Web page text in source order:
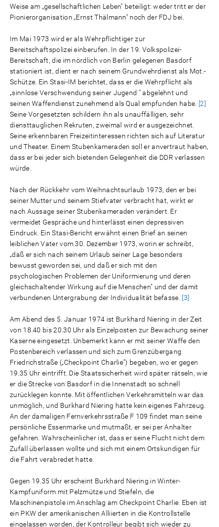
Weise am „gesellschaftlichen Leben" beteiligt: weder tritt er der
Pionierorganisation „Ernst Thälmann" noch der FDJ bei.
Im Mai 1973 wird er als Wehrpflichtiger zur
Bereitschaftspolizei einberufen. In der 19. Volkspolizei-
Bereitschaft, die im nördlich von Berlin gelegenen Basdorf
stationiert ist, dient er nach seinem Grundwehrdienst als Mot.-
Schütze. Ein Stasi-IM berichtet, dass er die Wehrpflicht als
„sinnlose Verschwendung seiner Jugend " abgelehnt und
seinen Waffendienst zunehmend als Qual empfunden habe. [2]
Seine Vorgesetzten schildern ihn als unauffälligen, sehr
diensttauglichen Rekruten, zweimal wird er ausgezeichnet.
Seine erkennbaren Freizeitinteressen richten sich auf Literatur
und Theater. Einem Stubenkameraden soll er anvertraut haben,
dass er bei jeder sich bietenden Gelegenheit die DDR verlassen
würde.
Nach der Rückkehr vom Weihnachtsurlaub 1973, den er bei
seiner Mutter und seinem Stiefvater verbracht hat, wirkt er
nach Aussage seiner Stubenkameraden verändert. Er
vermeidet Gespräche und hinterlässt einen depressiven
Eindruck. Ein Stasi-Bericht erwähnt einen Brief an seinen
leiblichen Vater vom 30. Dezember 1973, worin er schreibt,
„daß er sich nach seinem Urlaub seiner Lage besonders
bewusst geworden sei, und daß er sich mit den
psychologischen Problemen der Uniformierung und deren
gleichschaltender Wirkung auf die Menschen" und der damit
verbundenen Untergrabung der Individualität befasse. [3]
Am Abend des 5. Januar 1974 ist Burkhard Niering in der Zeit
von 18.40 bis 20.30 Uhr als Einzelposten zur Bewachung seiner
Kaserne eingesetzt. Unbemerkt kann er mit seiner Waffe den
Postenbereich verlassen und sich zum Grenzübergang
Friedrichstraße („Checkpoint Charlie") begeben, wo er gegen
19.35 Uhr eintrifft. Die Staatssicherheit wird später rätseln, wie
er die Strecke von Basdorf in die Innenstadt so schnell
zurücklegen konnte. Mit öffentlichen Verkehrsmitteln war das
unmöglich, und Burkhard Niering hatte kein eigenes Fahrzeug.
An der damaligen Fernverkehrsstraße F 109 findet man seine
persönliche Essenmarke und mutmaßt, er sei per Anhalter
gefahren. Wahrscheinlicher ist, dass er seine Flucht nicht dem
Zufall überlassen wollte und sich mit einem Ortskundigen für
die Fahrt verabredet hatte.
Gegen 19.35 Uhr erscheint Burkhard Niering in Winter-
Kampfuniform mit Pelzmütze und Stiefeln, die
Maschinenpistole im Anschlag am Checkpoint Charlie. Eben ist
ein PKW der amerikanischen Alliierten in die Kontrollstelle
eingelassen worden, der Kontrolleur begibt sich wieder zu